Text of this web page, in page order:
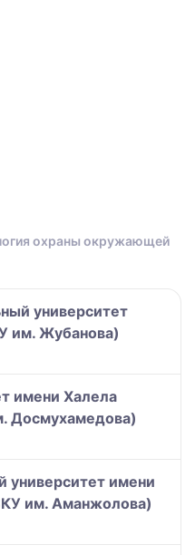
охраны окружающей
университет
им. Жубанова)
имени Халела
Досмухамедова)
университет имени
им. Аманжолова)